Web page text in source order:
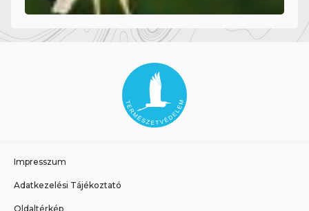
Impresszum
Adatkezelési Tájékoztató
Oldaltérkép